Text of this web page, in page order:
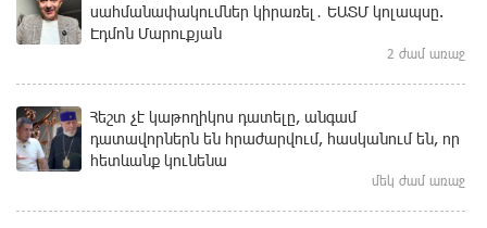
սահմանափակումներ կիրառել․ ԵԱՏՄ կոլապսը.
Էդմոն Մարուքյան
2 ժամ առաջ
Հեշտ չէ կաթողիկոս դատելը, անգամ
դատավորներն են հրաժարվում, հասկանում են, որ
հետևանք կունենա
մեկ ժամ առաջ